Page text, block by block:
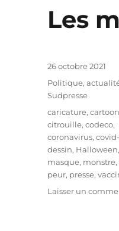
Les
Publié
le
26 octobre 2021
Catégories
Politique,
Sudpresse
Étiquettes
caricature,
citrouille,codeco,
coronavirus,
dessin, Halloween,
masque, monstre,
peur, presse,
Laisser un